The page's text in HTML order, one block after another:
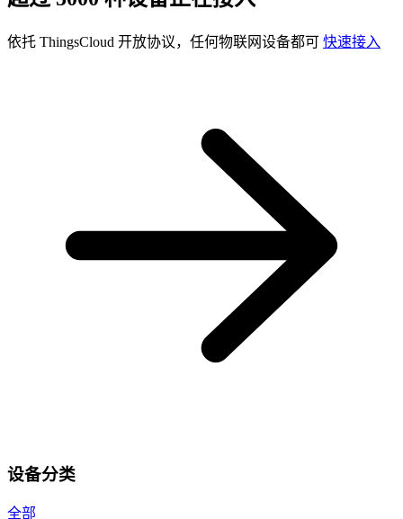
依托 ThingsCloud 开放协议，任何物联网设备都可 快速接入
设备分类
全部